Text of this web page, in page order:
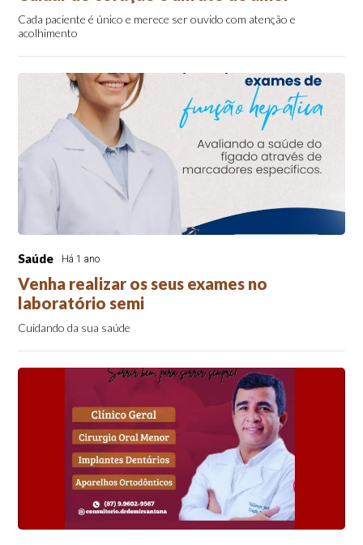
Cada paciente é único e merece ser ouvido com atenção e
acolhimento
Saúde Há 1 ano
Venha realizar os seus exames no
laboratório semi
Cuidando da sua saúde